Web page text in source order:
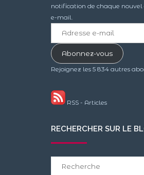
notification de chaque
e-mail.
mailAbonnez-vous
Rejoignez les 5 834 autres
RSS - Articles
RECHERCHER SUR LE